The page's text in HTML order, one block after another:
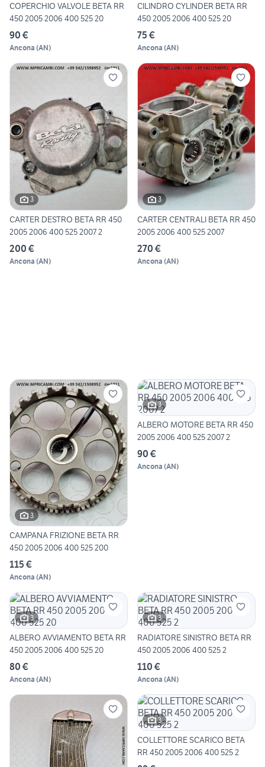
COPERCHIO VALVOLE BETA RR
450 2005 2006 400 525 20
90 €
Ancona (AN)
CILINDRO CYLINDER BETA RR
450 2005 2006 400 525 20
75 €
Ancona (AN)
3
CARTER DESTRO BETA RR 450
2005 2006 400 525 2007 2
200 €
Ancona (AN)
3
CARTER CENTRALI BETA RR 450
2005 2006 400 525 2007
270 €
Ancona (AN)
3
CAMPANA FRIZIONE BETA RR
450 2005 2006 400 525 200
115 €
Ancona (AN)
3
ALBERO MOTORE BETA RR 450
2005 2006 400 525 2007 2
90 €
Ancona (AN)
3
ALBERO AVVIAMENTO BETA RR
450 2005 2006 400 525 20
80 €
Ancona (AN)
3
RADIATORE SINISTRO BETA RR
450 2005 2006 400 525 2
110 €
Ancona (AN)
3
COLLETTORE SCARICO BETA
RR 450 2005 2006 400 525 2